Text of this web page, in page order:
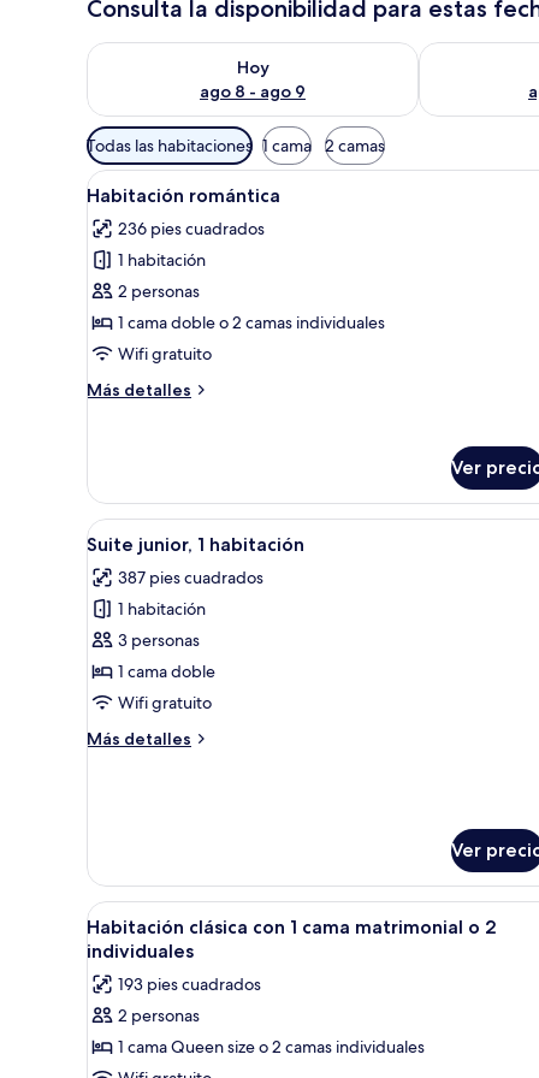
Consulta la disponibilidad para estas
Hoy
ago 8 - ago 9
Consulta la disponibilidad para hoy ago 8 - ago 9
Consulta la
Filtros
disponibles
para
las
habitaciones
Todas las habitaciones 1 cama 2 camas
Abrir
todas
las
fotos
de
Habitación
romántica
Un dormitorio con cama,
3
Habitación romántica
236 pies cuadrados
1 habitación
2 personas
1 cama doble o 2 camas individuales
Wifi gratuito
Más detalles
Más
Ver
Abrir
todas
las
fotos
de
Suite
junior,
habitación
Una habitación de hotel
4
Suite junior, 1 habitación
387 pies cuadrados
1 habitación
3 personas
1 cama doble
Wifi gratuito
Más detalles
Más
habitación
Ver
Abrir
todas
las
fotos
de
Habitación
Un dormitorio con cama,
4
Habitación clásica con 1 cama matrimonial o 2
individuales
193 pies cuadrados
2 personas
1 cama Queen size o 2 camas individuales